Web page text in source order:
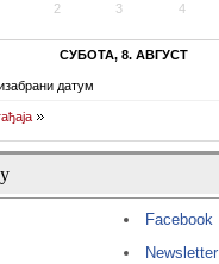
2 3 4
СУБОТА, 8. АВГУСТ
датум
Facebook
Newsletter